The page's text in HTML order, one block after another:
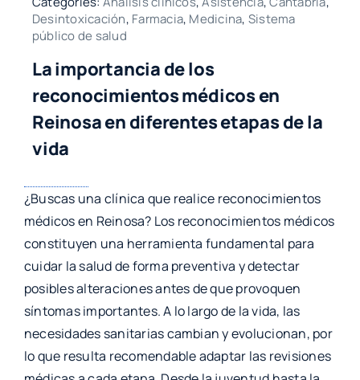
Desintoxicación, Farmacia, Medicina, Sistema
público de salud
La importancia de los
reconocimientos médicos en
Reinosa en diferentes etapas de la
vida
¿Buscas una clínica que realice reconocimientos
médicos en Reinosa? Los reconocimientos médicos
constituyen una herramienta fundamental para
cuidar la salud de forma preventiva y detectar
posibles alteraciones antes de que provoquen
síntomas importantes. A lo largo de la vida, las
necesidades sanitarias cambian y evolucionan, por
lo que resulta recomendable adaptar las revisiones